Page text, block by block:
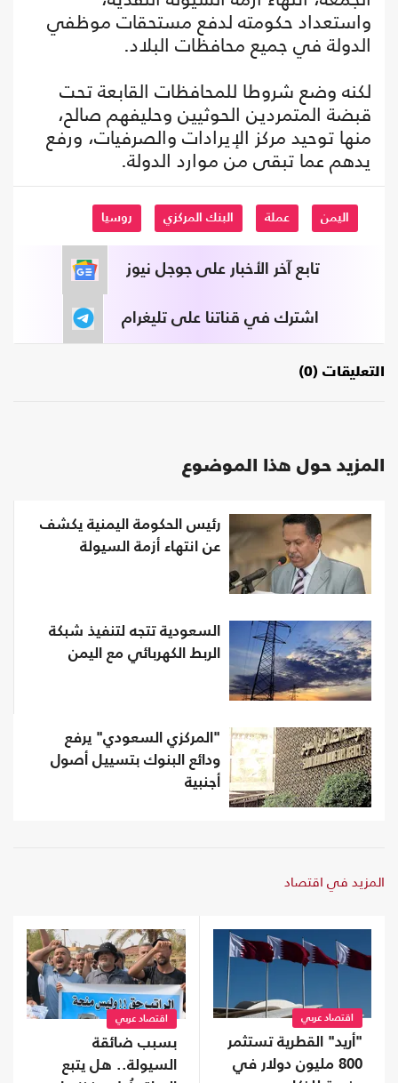
واستعداد حكومته لدفع مستحقات موظفي
الدولة في جميع محافظات البلاد.
لكنه وضع شروطا للمحافظات القابعة تحت
قبضة المتمردين الحوثيين وحليفهم صالح،
منها توحيد مركز الإيرادات والصرفيات، ورفع
يدهم عما تبقى من موارد الدولة.
اليمن عملة البنك المركزي روسيا
تابع آخر الأخبار على جوجل نيوز
اشترك في قناتنا على تليغرام
التعليقات (0)
المزيد حول هذا الموضوع
رئيس الحكومة اليمنية يكشف
عن انتهاء أزمة السيولة
السعودية تتجه لتنفيذ شبكة
الربط الكهربائي مع اليمن
"المركزي السعودي" يرفع
ودائع البنوك بتسييل أصول
أجنبية
المزيد في اقتصاد
اقتصاد عربي
"أريد" القطرية تستثمر
800 مليون دولار في
اقتصاد عربي
بسبب ضائقة
السيولة.. هل يتبع